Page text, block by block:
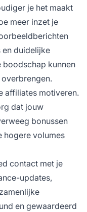
je het maakt
meer inzet je
duidelijke
boodschap kunnen
affiliates motiveren.
dat jouw
bonussen
hogere volumes
contact met je
updates,
en gewaardeerd